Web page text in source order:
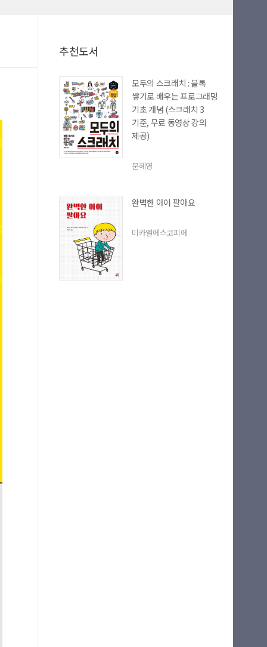
추천도서
모두의 스크래치 : 블록
쌓기로 배우는 프로그래밍
기초 개념 (스크래치 3
기준, 무료 동영상 강의
제공)
문혜영
완벽한 아이 팔아요
미카엘에스코피에